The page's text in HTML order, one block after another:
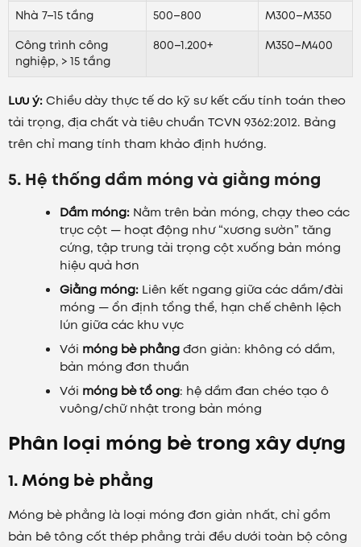
Nhà 7–15 tầng 500–800
M300–M350
Công trình công
nghiệp, > 15 tầng
800–1.200+ M350–M400
Lưu ý:Chiều dày thực tế do kỹ sư kết cấu tính toán theo
tải trọng, địa chất và tiêu chuẩn TCVN 9362:2012. Bảng
trên chỉ mang tính tham khảo định hướng.
5. Hệ thống dầm móng và giằng móng
Dầm móng: Nằm trên bản móng, chạy theo các
trục cột — hoạt động như “xương sườn” tăng
cứng, tập trung tải trọng cột xuống bản móng
hiệu quả hơn
Giằng móng: Liên kết ngang giữa các dầm/đài
móng — ổn định tổng thể, hạn chế chênh lệch
lún giữa các khu vực
Với móng bè phẳngđơn giản: không có dầm,
bản móng đơn thuần
Với móng bè tổ ong: hệ dầm đan chéo tạo ô
vuông/chữ nhật trong bản móng
Phân loại móng bè trong xây dựng
1. Móng bè phẳng
Móng bè phẳng là loại móng đơn giản nhất, chỉ gồm
bản bê tông cốt thép phẳng trải đều dưới toàn bộ công